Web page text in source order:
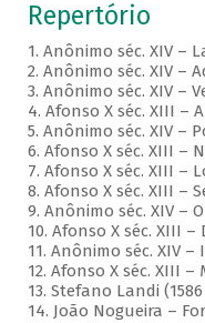
Repertório
1. Anônimo séc. XIV –
2. Anônimo séc. XIV –
3. Anônimo séc. XIV –
4. Afonso X séc. XIII –
5. Anônimo séc. XIV –
6. Afonso X séc. XIII –
7. Afonso X séc. XIII –
8. Afonso X séc. XIII –
9. Anônimo séc. XIV –
10. Afonso X séc. XIII
11. Anônimo séc. XIV
12. Afonso X séc. XIII –
13. Stefano Landi
14. João Nogueira –